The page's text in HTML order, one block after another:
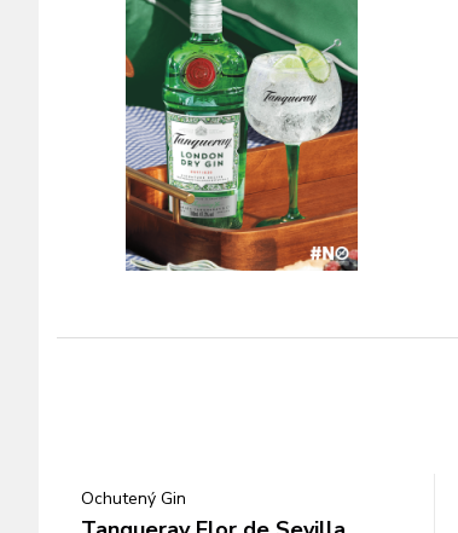
Ochutený Gin